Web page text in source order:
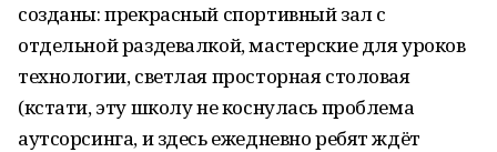
созданы: прекрасный спортивный зал с
отдельной раздевалкой, мастерские для уроков
технологии, светлая просторная столовая
(кстати, эту школу не коснулась проблема
аутсорсинга, и здесь ежедневно ребят ждёт